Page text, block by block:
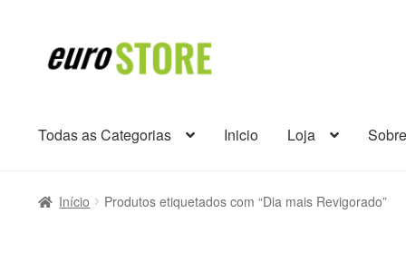
para
Saltar
para
Todas as Categorias
Inicio Loja
Início Produtos etiquetados com “Dia mais Revigorado”